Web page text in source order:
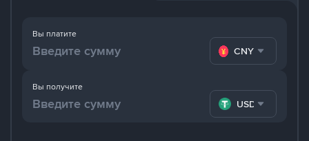
Вы платите
CNY
Вы получите
USDT